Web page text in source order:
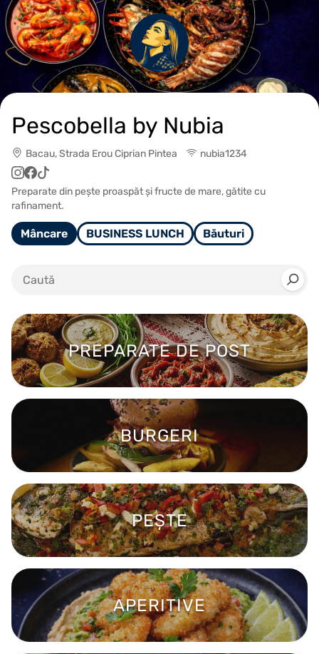
Pescobella by Nubia
Bacau, Strada Erou Ciprian Pintea nubia1234
Preparate din pește proaspăt și fructe de mare, gătite cu
rafinament.
Mâncare BUSINESS LUNCH Băuturi
PREPARATE DE POST
BURGERI
PEȘTE
APERITIVE